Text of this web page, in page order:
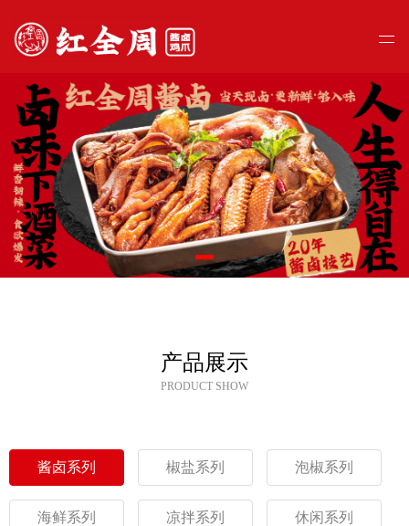
产品展示
PRODUCT SHOW
酱卤系列 椒盐系列 泡椒系列
海鲜系列 凉拌系列 休闲系列